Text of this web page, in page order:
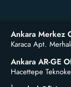
Ankara Merkez
Karaca Apt.
Ankara AR-GE
Hacettepe